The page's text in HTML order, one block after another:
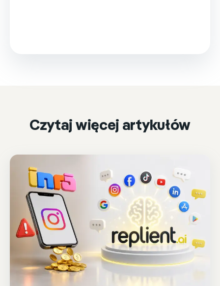
Czytaj więcej artykułów